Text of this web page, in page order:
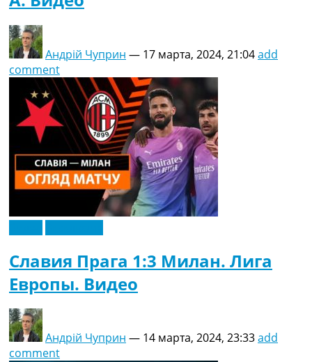
Андрій Чуприн — 17 марта, 2024, 21:04add
comment
Славия Прага 1:3 Милан. Лига
Европы. Видео
Андрій Чуприн — 14 марта, 2024, 23:33add
comment